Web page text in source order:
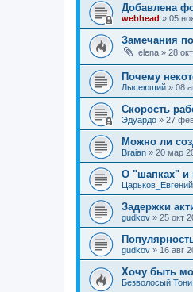
Добавлена
webhead » 05
Замечания
elena » 28
Почему
Лысеющий » 08
Скорость
Эдуардо » 27
Можно ли
Braian » 20 мар
О "шапках" и
Царьков_Евгений
Задержки
gudkov » 25 окт
gudkov » 16 авг
Хочу быть
Безволосый Тони